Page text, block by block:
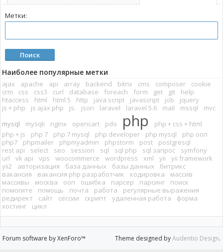
Метки:
Наиболее популярные метки
ajax apache api array backend bitrix cms composer
cookie
crm
css css3 curl database foreach form get git
help
htaccess
html html 5 http java script javascript job
jquery
js + php
js ajax php js. json laravel laravel 5.6 mail mssql
mvc
mysql
mysqli nginx opencart pdo php
php + css + html
php + js
php 7 php 7 mysql php developer php mysql
php ооп
php7
phpmailer phpmyadmin phpstorm post
postgresql
rest api
select seo session sql sql php sql запрос
symfony
url
vk api vps woocommerce wordpress xml yii
yii framework
yii2
авторизация база данных базы данных
битрикс
вакансия
вакансия php разработчик кодировка
массив
массивы
москва ооп ошибка парсер парсинг
поиск
помогите
помощь почта работа
регулярные выражения
редирект
сайт сессии скрипт удаленная работа
форма
хостинг
цикл
Forum software by XenForo™ Theme designed byAudentio Design.